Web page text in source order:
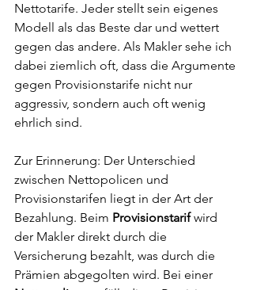
Nettotarife. Jeder stellt sein eigenes
Modell als das Beste dar und wettert
gegen das andere. Als Makler sehe ich
dabei ziemlich oft, dass die Argumente
gegen Provisionstarife nicht nur
aggressiv, sondern auch oft wenig
ehrlich sind.
Zur Erinnerung: Der Unterschied
zwischen Nettopolicen und
Provisionstarifen liegt in der Art der
Bezahlung. Beim Provisionstarif wird
der Makler direkt durch die
Versicherung bezahlt, was durch die
Prämien abgegolten wird. Bei einer